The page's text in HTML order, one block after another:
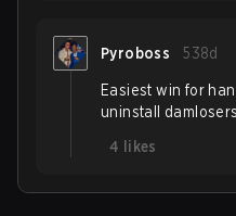
Pyroboss 538d
Easiest win for
uninstall damlosers.
4
likes